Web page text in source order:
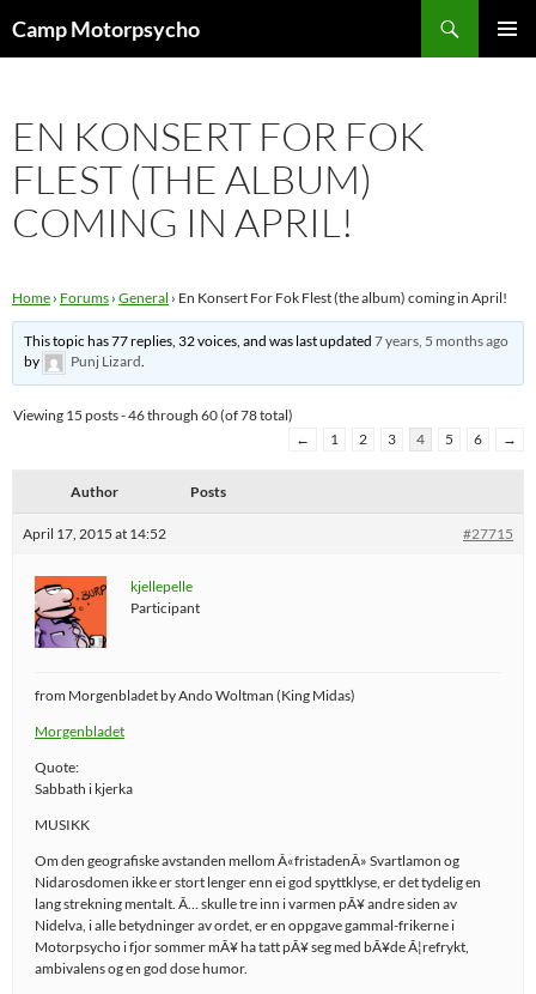
toCamp Motorpsycho
EN KONSERT FOR FOK
FLEST (THE ALBUM)
COMING IN APRIL!
Home › Forums › General › En Konsert For Fok Flest (the album) coming in April!
This topic has 77 replies, 32 voices, and was last updated7 years, 5 months ago
by
Punj Lizard.
Viewing 15 posts - 46 through 60 (of 78 total)
←
1 2 3 4 5 6 →
Author Posts
April 17, 2015 at 14:52 #27715
kjellepelle
Participant
from Morgenbladet by Ando Woltman (King Midas)
Morgenbladet
Quote:
Sabbath i kjerka
MUSIKK
Om den geografiske avstanden mellom Â«fristadenÂ» Svartlamon og
Nidarosdomen ikke er stort lenger enn ei god spyttklyse, er det tydelig en
lang strekning mentalt. Ã… skulle tre inn i varmen pÃ¥ andre siden av
Nidelva, i alle betydninger av ordet, er en oppgave gammal-frikerne i
Motorpsycho i fjor sommer mÃ¥ ha tatt pÃ¥ seg med bÃ¥de Ã¦refrykt,
ambivalens og en god dose humor.